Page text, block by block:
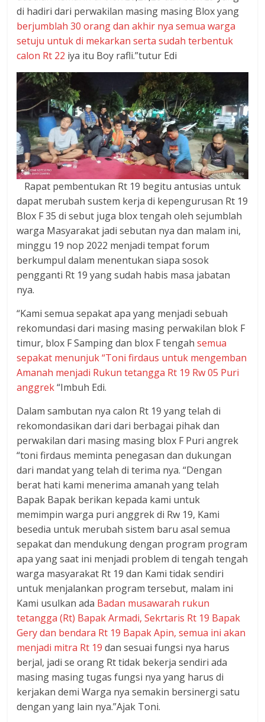
di hadiri dari perwakilan masing masing Blox yang
berjumblah 30 orang dan akhir nya semua warga
setuju untuk di mekarkan serta sudah terbentuk
calon Rt 22 iya itu Boy rafli.”tutur Edi
Rapat pembentukan Rt 19 begitu antusias untuk
dapat merubah sustem kerja di kepengurusan Rt 19
Blox F 35 di sebut juga blox tengah oleh sejumblah
warga Masyarakat jadi sebutan nya dan malam ini,
minggu 19 nop 2022 menjadi tempat forum
berkumpul dalam menentukan siapa sosok
pengganti Rt 19 yang sudah habis masa jabatan
nya.
“Kami semua sepakat apa yang menjadi sebuah
rekomundasi dari masing masing perwakilan blok F
timur, blox F Samping dan blox F tengahsemua
sepakat menunjuk “Toni firdaus untuk mengemban
Amanah menjadi Rukun tetangga Rt 19 Rw 05 Puri
anggrek“Imbuh Edi.
Dalam sambutan nya calon Rt 19 yang telah di
rekomondasikan dari dari berbagai pihak dan
perwakilan dari masing masing blox F Puri angrek
“toni firdaus meminta penegasan dan dukungan
dari mandat yang telah di terima nya. “Dengan
berat hati kami menerima amanah yang telah
Bapak Bapak berikan kepada kami untuk
memimpin warga puri anggrek di Rw 19, Kami
besedia untuk merubah sistem baru asal semua
sepakat dan mendukung dengan program program
apa yang saat ini menjadi problem di tengah tengah
warga masyarakat Rt 19 dan Kami tidak sendiri
untuk menjalankan program tersebut, malam ini
Kami usulkan ada Badan musawarah rukun
tetangga (Rt) Bapak Armadi, Sekrtaris Rt 19 Bapak
Gery dan bendara Rt 19 Bapak Apin, semua ini akan
menjadi mitra Rt 19dan sesuai fungsi nya harus
berjal, jadi se orang Rt tidak bekerja sendiri ada
masing masing tugas fungsi nya yang harus di
kerjakan demi Warga nya semakin bersinergi satu
dengan yang lain nya.”Ajak Toni.